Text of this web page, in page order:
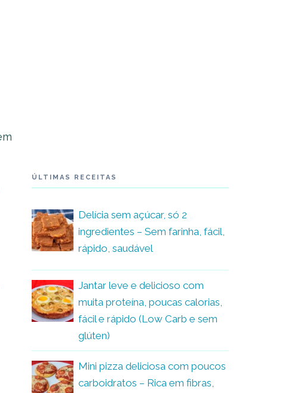
ÚLTIMAS RECEITAS
Delícia sem açúcar, só 2
ingredientes – Sem farinha, fácil,
rápido, saudável
Jantar leve e delicioso com
muita proteína, poucas calorias,
fácil e rápido (Low Carb e sem
glúten)
Mini pizza deliciosa com poucos
carboidratos – Rica em fibras,